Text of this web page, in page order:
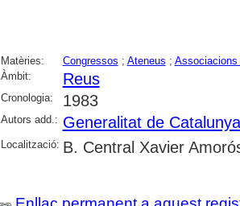
Matèries: Congressos ; Ateneus ; Associacions
Àmbit:
Reus
Cronologia: 1983
Autors add.: Generalitat de Catalunya
Localització: B. Central Xavier